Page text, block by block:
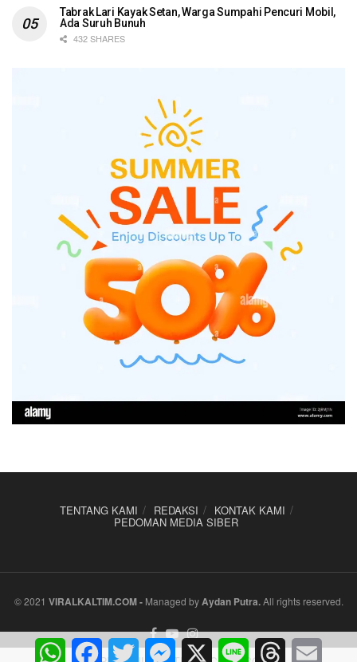
Tabrak Lari Kayak Setan, Warga Sumpahi Pencuri Mobil,
Ada Suruh Bunuh
432 SHARES
TENTANG KAMI REDAKSI KONTAK KAMI
PEDOMAN MEDIA SIBER
© 2021 VIRALKALTIM.COM- Managed by Aydan Putra. All rights reserved.
Email
Threads
Line
X
Messenger
Twitter
Facebook
WhatsApp